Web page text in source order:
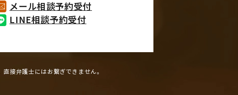
メール相談予約受付
LINE相談予約受付
直接弁護士にはお繋ぎできません。